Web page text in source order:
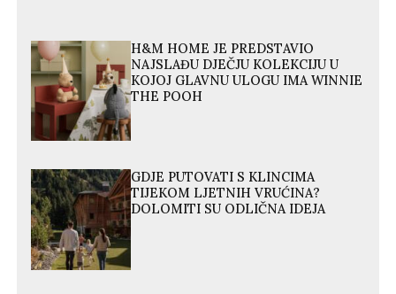
H&M HOME JE PREDSTAVIO
NAJSLAĐU DJEČJU KOLEKCIJU U
KOJOJ GLAVNU ULOGU IMA WINNIE
THE POOH
GDJE PUTOVATI S KLINCIMA
TIJEKOM LJETNIH VRUĆINA?
DOLOMITI SU ODLIČNA IDEJA